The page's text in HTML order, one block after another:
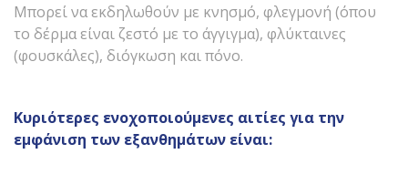
Μπορεί να εκδηλωθούν με κνησμό, φλεγμονή (όπου
το δέρμα είναι ζεστό με το άγγιγμα), φλύκταινες
(φουσκάλες), διόγκωση και πόνο.
Κυριότερες ενοχοποιούμενες αιτίες για την
εμφάνιση των εξανθημάτων είναι: